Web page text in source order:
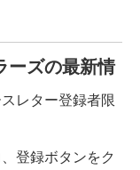
ーズの最新情
レター登録者限
登録ボタンをク